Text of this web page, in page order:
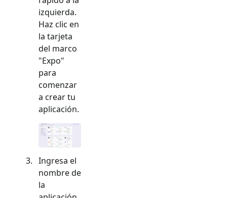
izquierda.
Haz clic en
la tarjeta
del marco
"Expo"
para
comenzar
a crear tu
aplicación.
Ingresa el
nombre de
la